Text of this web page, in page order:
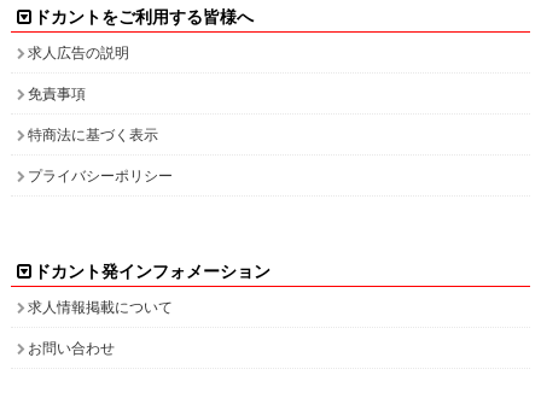
男の稼げる求人・高収入求人アルバイト情報マガジン
求人情報の他、特集やインタビュー、グラビアなど仕事を探しながら様々な情
日払いや即決求人、また社員登用ありなど、働き方・目的に合わせて高収入バイトを検索してい
ただけます。接客が好き！という方や、コツコツ集中するのが得意！等、自分の長所にあった業
種で高収入求人を探してみませんか？
れたデータ情報を入力したり原稿を書いたりするのがPCオペレーターの主な業務です。未経験